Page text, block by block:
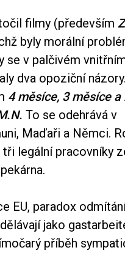
filmy (především
byly morální
se v palčivém
dva opoziční
4 měsíce, 3 měsíce a
To se odehrává v
Maďaři a Němci.
legální pracovníky
EU, paradox
jako
příběh